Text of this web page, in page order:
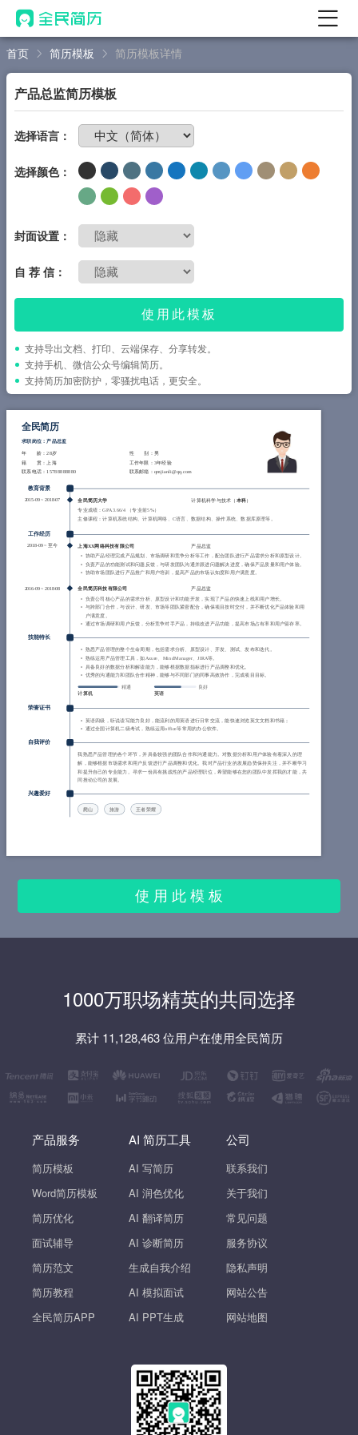
首页
AI 简历工具
AI 优化简历
AI 翻译简历
AI 诊断简历
AI 模拟面试
面试自我介绍
简历教程
登录 / 注册
首页 简历模板 简历模板详情
产品总监简历模板
选择语言：
选择颜色：
封面设置：
自 荐 信：
使用此模板
支持导出文档、打印、云端保存、分享转发。
支持手机、微信公众号编辑简历。
支持简历加密防护，零骚扰电话，更安全。
全民简历
求职岗位：产品总监
年 龄 ：28岁 性 别 ：男
籍 贯 ：上海 工作年限 ：3年经验
联系电话 ：15788888880 联系邮箱 ：qmjianli@qq.com
教育背景
2015-09~ 2018-07 全民简历大学 计算机科学与技术（ 本科）
专业成绩：GPA 3.66/4 （专业前5%）
主修课程：计算机系统结构、计算机网络、C语言、数据结构、操作系统、数据库原理等。
工作经历
2018-09~ 至今 上海XX网络科技有限公司
产品总监
协助产品经理完成产品规划、市场调研和竞争分析等工作，配合团队进行产品需求分析和原型设计。
负责产品的功能测试和问题反馈，与研发团队沟通并跟进问题解决进度，确保产品质量和用户体验。
协助市场团队进行产品推广和用户培训，提高产品的市场认知度和用户满意度。
2016-09~ 2018-08 全民简历科技有限公司 产品总监
负责公司核心产品的需求分析、原型设计和功能开发，实现了产品的快速上线和用户增长。
与跨部门合作，与设计、研发、市场等团队紧密配合，确保项目按时交付，并不断优化产品体验和用
户满意度。
通过市场调研和用户反馈，分析竞争对手产品，持续改进产品功能，提高市场占有率和用户留存率。
技能特长
熟悉产品管理的整个生命周期，包括需求分析、原型设计、开发、测试、发布和迭代。
熟练运用产品管理工具，如Axure、MindManager、JIRA等。
具备良好的数据分析和解读能力，能够根据数据指标进行产品调整和优化。
优秀的沟通能力和团队合作精神，能够与不同部门的同事高效协作，完成项目目标。
计算机
精通
英语
良好
荣誉证书
英语四级，听说读写能力良好，能流利的用英语进行日常交流，能快速浏览英文文档和书籍；
通过全国计算机二级考试，熟练运用office等常用的办公软件。
自我评价
我熟悉产品管理的各个环节，并具备较强的团队合作和沟通能力。对数据分析和用户体验有着深入的理
解，能够根据市场需求和用户反馈进行产品调整和优化。我对产品行业的发展趋势保持关注，并不断学习
和提升自己的专业能力。寻求一份具有挑战性的产品经理职位，希望能够在您的团队中发挥我的才能，共
同推动公司的发展。
兴趣爱好
爬山 旅游 王者荣耀
使 用 此 模 板
1000万职场精英的共同选择
累计 11,128,463 位用户在使用全民简历
产品服务
简历模板
Word简历模板
简历优化
面试辅导
简历范文
简历教程
全民简历APP
AI 简历工具
AI 写简历
AI 润色优化
AI 翻译简历
AI 诊断简历
生成自我介绍
AI 模拟面试
AI PPT生成
公司
联系我们
关于我们
常见问题
服务协议
隐私声明
网站公告
网站地图